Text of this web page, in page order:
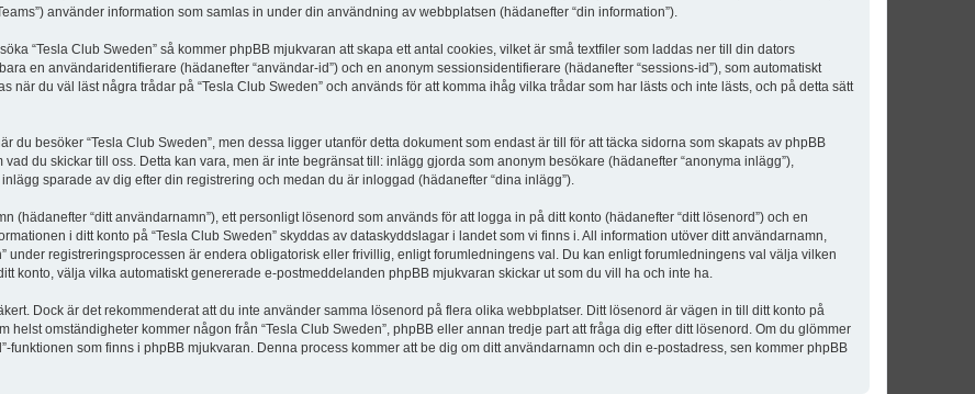
använder information som samlas in under din användning av webbplatsen (hädanefter “din information”).
“Tesla Club Sweden” så kommer phpBB mjukvaran att skapa ett antal cookies, vilket är små textfiler som laddas ner till din dators
en användaridentifierare (hädanefter “användar-id”) och en anonym sessionsidentifierare (hädanefter “sessions-id”), som automatiskt
du väl läst några trådar på “Tesla Club Sweden” och används för att komma ihåg vilka trådar som har lästs och inte lästs, och på detta sätt
du besöker “Tesla Club Sweden”, men dessa ligger utanför detta dokument som endast är till för att täcka sidorna som skapats av phpBB
du skickar till oss. Detta kan vara, men är inte begränsat till: inlägg gjorda som anonym besökare (hädanefter “anonyma inlägg”),
sparade av dig efter din registrering och medan du är inloggad (hädanefter “dina inlägg”).
(hädanefter “ditt användarnamn”), ett personligt lösenord som används för att logga in på ditt konto (hädanefter “ditt lösenord”) och en
i ditt konto på “Tesla Club Sweden” skyddas av dataskyddslagar i landet som vi finns i. All information utöver ditt användarnamn,
under registreringsprocessen är endera obligatorisk eller frivillig, enligt forumledningens val. Du kan enligt forumledningens val välja vilken
konto, välja vilka automatiskt genererade e-postmeddelanden phpBB mjukvaran skickar ut som du vill ha och inte ha.
Dock är det rekommenderat att du inte använder samma lösenord på flera olika webbplatser. Ditt lösenord är vägen in till ditt konto på
helst omständigheter kommer någon från “Tesla Club Sweden”, phpBB eller annan tredje part att fråga dig efter ditt lösenord. Om du glömmer
funktionen som finns i phpBB mjukvaran. Denna process kommer att be dig om ditt användarnamn och din e-postadress, sen kommer phpBB